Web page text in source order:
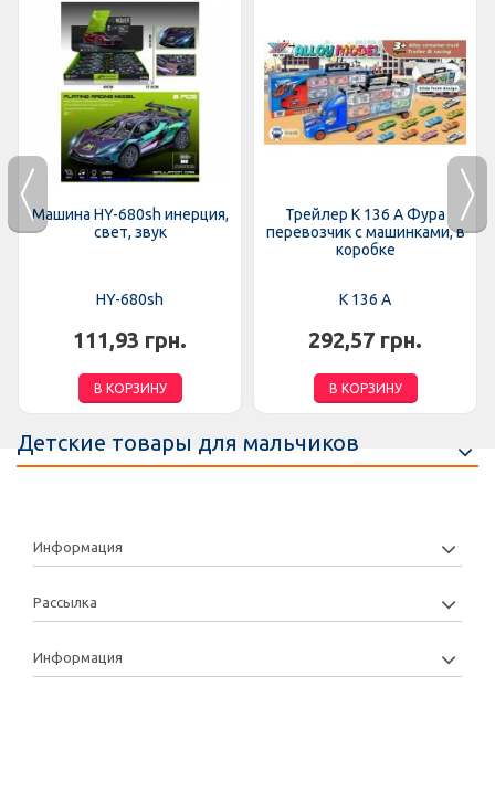
Машина HY-680sh инерция,
свет, звук
HY-680sh
111,93 грн.
В КОРЗИНУ
Трейлер K 136 A Фура
перевозчик с машинками, в
коробке
K 136 A
292,57 грн.
В КОРЗИНУ
Детские товары для мальчиков
Информация
Рассылка
Информация